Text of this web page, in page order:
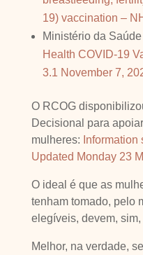
19) vaccination –
Ministério da
Health COVID-19
3.1 November 7,
O RCOG
Decisional para
mulheres:
Updated Monday 23
O ideal é que as
tenham tomado, pelo
elegíveis, devem, sim,
Melhor, na verdade,